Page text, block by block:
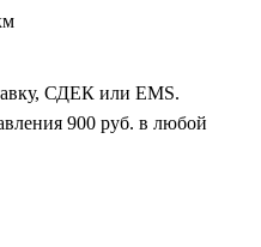
СДЕК или EMS.
900 руб. в любой